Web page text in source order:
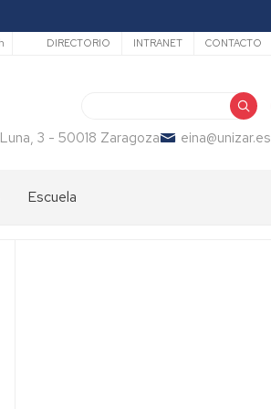
Secundario
DIRECTORIO INTRANET CONTACTO
3 - 50018 Zaragoza eina@unizar.es
Escuela